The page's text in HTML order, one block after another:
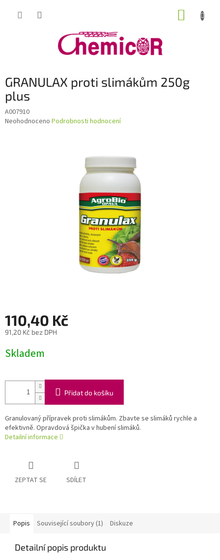
GRANULAX proti slimákům 250g
plus
A007910
Průměrné
Neohodnoceno Podrobnosti hodnocení
110,40 Kč
91,20 Kč bez DPH
cena:
Skladem
Přidat do košíku
Granulovaný přípravek proti slimákům. Zbavte se slimáků rychle a
efektivně. Opravdová špička v hubení slimáků.
Detailní informace
ZEPTAT SE SDÍLET
Popis Související soubory (1) Diskuze
Detailní popis produktu